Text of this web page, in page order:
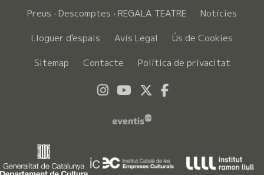
Preus · Descomptes · REGALA TEATRE
Notícies
Lloguer d'espais
Avís Legal
Ús de Cookies
Sitemap
Contacte Política de privacitat
Link a instagram
Link a youtube
Link a twitter